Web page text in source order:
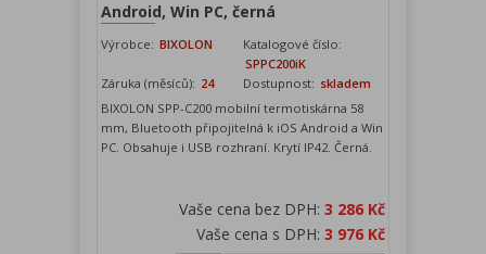
Android, Win PC, černá
Výrobce: BIXOLON
Katalogové číslo:
SPPC200iK
Záruka (měsíců): 24 Dostupnost: skladem
BIXOLON SPP-C200 mobilní termotiskárna 58
mm, Bluetooth připojitelná k iOS Android a Win
PC. Obsahuje i USB rozhraní. Krytí IP42. Černá.
Vaše cena bez DPH: 3 286 Kč
Vaše cena s DPH: 3 976 Kč